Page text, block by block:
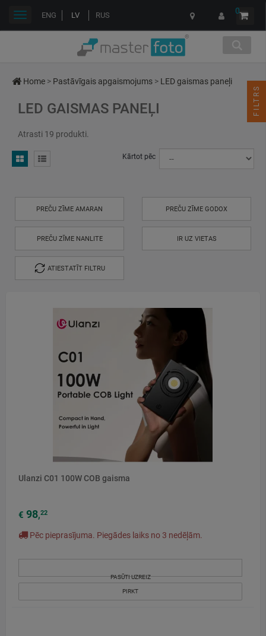
ENG LV RUS 0
Toggle
Home > Pastāvīgais apgaismojums > LED gaismas paneļi
LED GAISMAS PANEĻI
Atrasti 19 produkti.
Kārtot pēc
PREČU ZĪME AMARAN PREČU ZĪME GODOX
PREČU ZĪME NANLITE IR UZ VIETAS
ATIESTATĪT FILTRU
Ulanzi C01 100W COB gaisma
€ 98,22
Pēc pieprasījuma. Piegādes laiks no 3 nedēļām.
PASŪTI UZREIZ
PIRKT
FILTRS